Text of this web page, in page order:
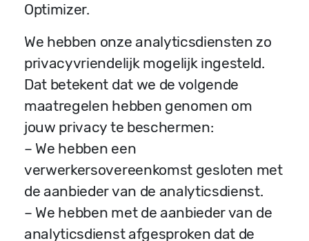
Optimizer.
We hebben onze analyticsdiensten zo
privacyvriendelijk mogelijk ingesteld.
Dat betekent dat we de volgende
maatregelen hebben genomen om
jouw privacy te beschermen:
– We hebben een
verwerkersovereenkomst gesloten met
de aanbieder van de analyticsdienst.
– We hebben met de aanbieder van de
analyticsdienst afgesproken dat de